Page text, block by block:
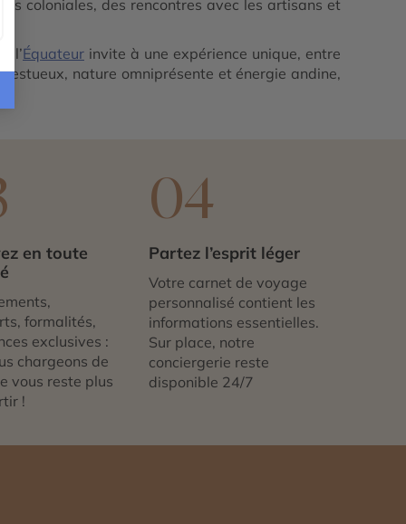
coloniales, des rencontres avec les artisans et
l’Équateur invite à une expérience unique, entre
nature omniprésente et énergie andine,
en toute
formalités,
exclusives :
chargeons de
vous reste plus
!
04
Partez l’esprit léger
Votre carnet de voyage
personnalisé contient les
informations essentielles.
Sur place, notre
conciergerie reste
disponible 24/7